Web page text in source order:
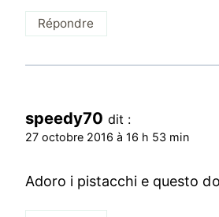
Répondre
speedy70 dit :
27 octobre 2016 à 16 h 53 min
Adoro i pistacchi e questo